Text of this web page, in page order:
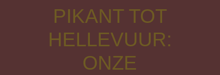
PIKANT TOT
HELLEVUUR:
ONZE